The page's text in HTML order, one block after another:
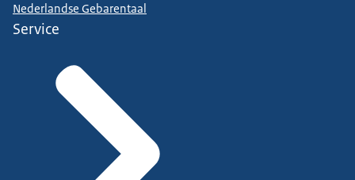
Nederlandse Gebarentaal
Service